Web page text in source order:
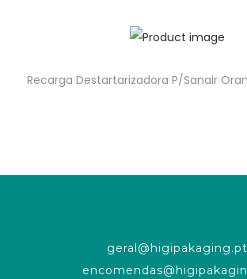
Recarga Destartarizadora P/Sanair
geral@higipakaging.pt